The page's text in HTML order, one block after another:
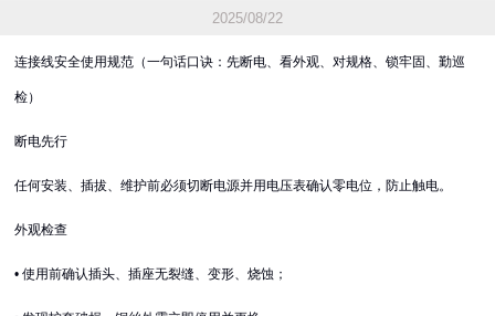
2025/08/22
连接线安全使用规范（一句话口诀：先断电、看外观、对规格、锁牢固、勤巡
检）
断电先行
任何安装、插拔、维护前必须切断电源并用电压表确认零电位，防止触电。
外观检查
• 使用前确认插头、插座无裂缝、变形、烧蚀；